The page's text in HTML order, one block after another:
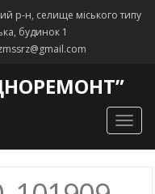
р-н, селище міського типу
будинок 1